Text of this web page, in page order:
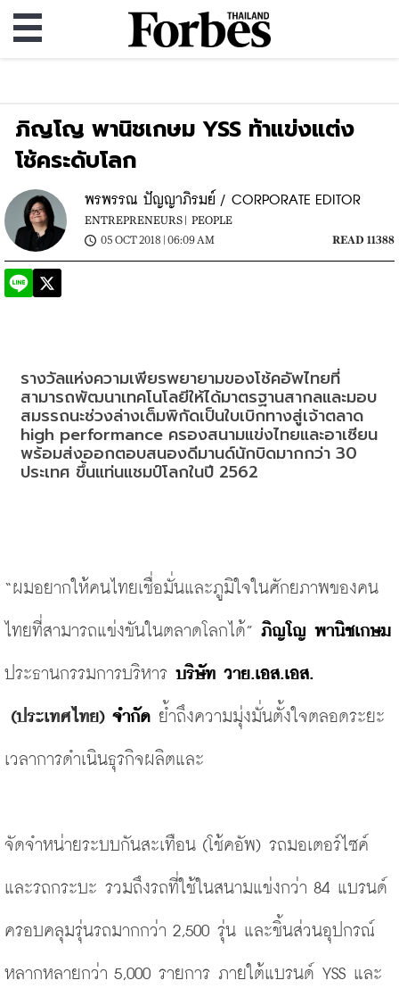
ภิญโญ พานิชเกษม YSS ท้าแข่งแต่ง
โช้คระดับโลก
พรพรรณ ปัญญาภิรมย์ / CORPORATE EDITOR
ENTREPRENEURS |
PEOPLE
05 OCT 2018 | 06:09 AM
READ 11388
รางวัลแห่งความเพียรพยายามของโช้คอัพไทยที่
สามารถพัฒนาเทคโนโลยีให้ได้มาตรฐานสากลและมอบ
สมรรถนะช่วงล่างเต็มพิกัดเป็นใบเบิกทางสู่เจ้าตลาด
high performance ครองสนามแข่งไทยและอาเซียน
พร้อมส่งออกตอบสนองดีมานด์นักบิดมากกว่า 30
ประเทศ ขึ้นแท่นแชมป์โลกในปี 2562
“ผมอยากให้คนไทยเชื่อมั่นและภูมิใจในศักยภาพของคน
ไทยที่สามารถแข่งขันในตลาดโลกได้” ภิญโญ พานิชเกษม
ประธานกรรมการบริหาร บริษัท วาย.เอส.เอส.
(ประเทศไทย) จำกัด ย้ำถึงความมุ่งมั่นตั้งใจตลอดระยะ
เวลาการดำเนินธุรกิจผลิตและ
จัดจำหน่ายระบบกันสะเทือน (โช้คอัพ) รถมอเตอร์ไซค์
และรถกระบะ รวมถึงรถที่ใช้ในสนามแข่งกว่า 84 แบรนด์
ครอบคลุมรุ่นรถมากกว่า 2,500 รุ่น และชิ้นส่วนอุปกรณ์
หลากหลายกว่า 5,000 รายการ ภายใต้แบรนด์ YSS และ